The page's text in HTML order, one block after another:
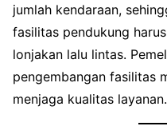
jumlah kendaraan,
fasilitas pendukung
lonjakan lalu lintas.
pengembangan fasilitas
menjaga kualitas layanan.